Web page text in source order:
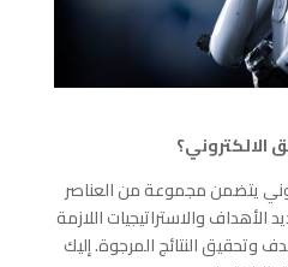
يتضمن مجموعة من العناصر
والاستراتيجيات اللازمة
وتحقيق النتائج المرجوة. إليك